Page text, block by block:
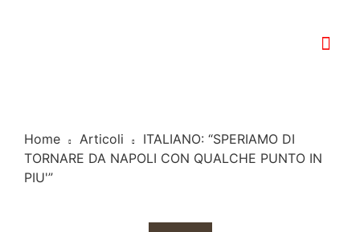
Home Articoli
ITALIANO: “SPERIAMO DI
TORNARE DA NAPOLI CON QUALCHE PUNTO IN
PIU'”